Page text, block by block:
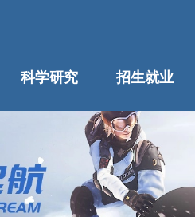
科学研究 招生就业